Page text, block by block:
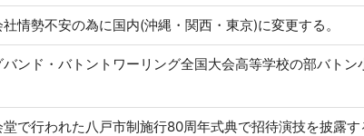
情勢不安の為に国内(沖縄・関西・東京)に変更する。
ンド・バトントワーリング全国大会高等学校の部バト
で行われた八戸市制施行80周年式典で招待演技を披露す